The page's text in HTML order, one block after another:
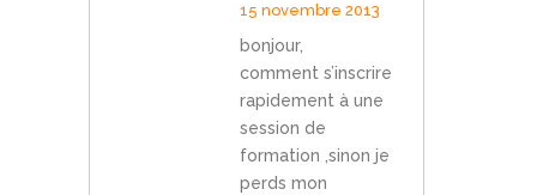
15 novembre 2013
bonjour,
comment s’inscrire
rapidement à une
session de
formation ,sinon je
perds mon